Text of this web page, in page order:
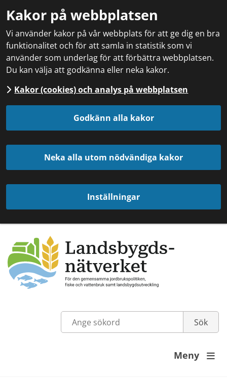
Kakor på webbplatsen
Vi använder kakor på vår webbplats för att ge dig en bra
funktionalitet och för att samla in statistik som vi
använder som underlag för att förbättra webbplatsen.
Du kan välja att godkänna eller neka kakor.
Kakor (cookies) och analys på webbplatsen
Godkänn alla kakor
Neka alla utom nödvändiga kakor
Inställningar
Meny 